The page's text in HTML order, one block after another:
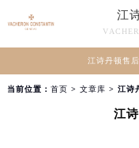
江
江诗丹顿售
当前位置： 首页 > 文章库 > 江诗
江